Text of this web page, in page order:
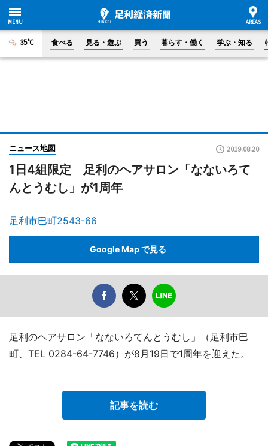
35°C 食べる 見る・遊ぶ 買う 暮らす・働く 学ぶ・知る
ニュース地図 2019.08.20
1日4組限定 足利のヘアサロン「なないろて
んとうむし」が1周年
足利市巴町2543-66
Google Map で見る
足利のヘアサロン「なないろてんとうむし」（足利市巴
町、TEL 0284-64-7746）が8月19日で1周年を迎えた。
記事を読む